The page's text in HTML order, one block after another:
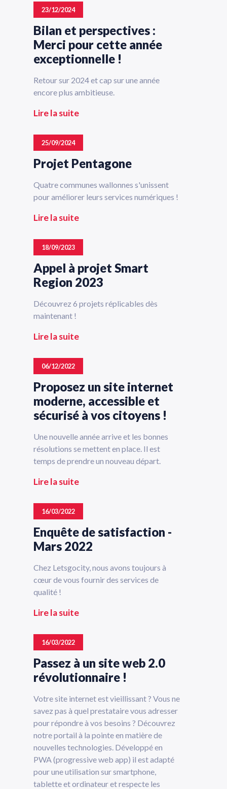
23/12/2024
Bilan et perspectives :
Merci pour cette année
exceptionnelle !
Retour sur 2024 et cap sur une année
encore plus ambitieuse.
Lire la suite
25/09/2024
Projet Pentagone
Quatre communes wallonnes s'unissent
pour améliorer leurs services numériques !
Lire la suite
18/09/2023
Appel à projet Smart
Region 2023
Découvrez 6 projets réplicables dès
maintenant !
Lire la suite
06/12/2022
Proposez un site internet
moderne, accessible et
sécurisé à vos citoyens !
Une nouvelle année arrive et les bonnes
résolutions se mettent en place. Il est
temps de prendre un nouveau départ.
Lire la suite
16/03/2022
Enquête de satisfaction -
Mars 2022
Chez Letsgocity, nous avons toujours à
cœur de vous fournir des services de
qualité !
Lire la suite
16/03/2022
Passez à un site web 2.0
révolutionnaire !
Votre site internet est vieillissant ? Vous ne
savez pas à quel prestataire vous adresser
pour répondre à vos besoins ? Découvrez
notre portail à la pointe en matière de
nouvelles technologies. Développé en
PWA (progressive web app) il est adapté
pour une utilisation sur smartphone,
tablette et ordinateur et respecte les